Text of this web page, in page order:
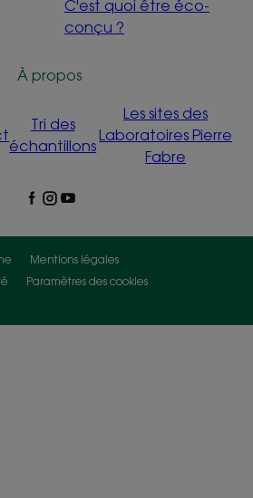
C'est quoi être éco-
conçu ?
À propos
Tri des
échantillons
Les sites des
Laboratoires Pierre
Fabre
Mentions légales
Paramètres des cookies